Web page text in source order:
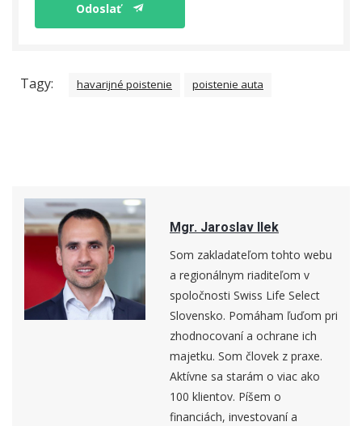
Odoslať
Tagy: havarijné poistenie poistenie auta
Mgr. Jaroslav Ilek
Som zakladateľom tohto webu
a regionálnym riaditeľom v
spoločnosti Swiss Life Select
Slovensko. Pomáham ľuďom pri
zhodnocovaní a ochrane ich
majetku. Som človek z praxe.
Aktívne sa starám o viac ako
100 klientov. Píšem o
financiách, investovaní a